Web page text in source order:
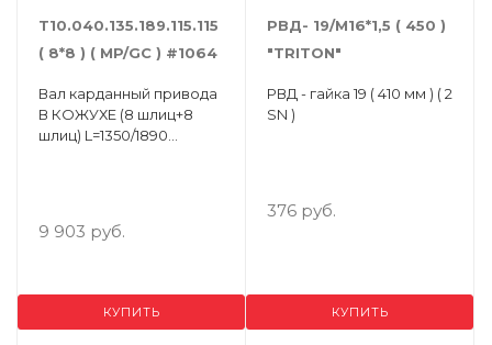
Т10.040.135.189.115.115
( 8*8 ) ( MP/GC ) #1064
Вал карданный привода
В КОЖУХЕ (8 шлиц+8
шлиц) L=1350/1890
9 903 руб.
КУПИТЬ
РВД- 19/М16*1,5 ( 450 )
"ТRITON"
РВД - гайка 19 ( 410 мм ) ( 2
SN )
376 руб.
КУПИТЬ